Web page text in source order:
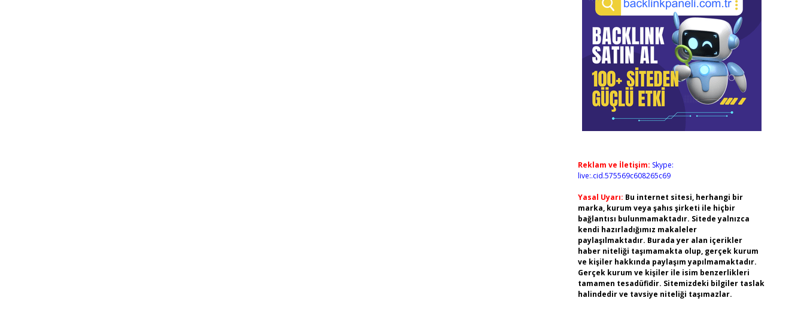
Reklam ve İletişim: Skype:
live:.cid.575569c608265c69
Yasal Uyarı: Bu internet sitesi, herhangi bir
marka, kurum veya şahıs şirketi ile hiçbir
bağlantısı bulunmamaktadır. Sitede yalnızca
kendi hazırladığımız makaleler
paylaşılmaktadır. Burada yer alan içerikler
haber niteliği taşımamakta olup, gerçek kurum
ve kişiler hakkında paylaşım yapılmamaktadır.
Gerçek kurum ve kişiler ile isim benzerlikleri
tamamen tesadüfidir. Sitemizdeki bilgiler taslak
halindedir ve tavsiye niteliği taşımazlar.